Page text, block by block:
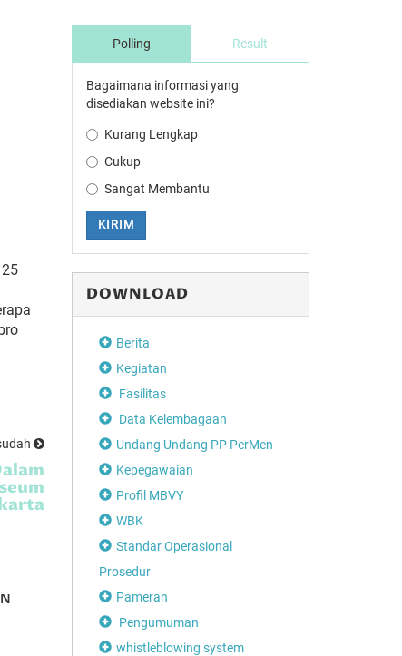
MEMBICARAKAN
TANAM PAKSA
(Part 2)
Polling Result
Bagaimana informasi yang
disediakan website ini?
Kurang Lengkap
Cukup
Sangat Membantu
KIRIM
DOWNLOAD
Berita
Kegiatan
Fasilitas
Data Kelembagaan
Undang Undang PP PerMen
Kepegawaian
Profil MBVY
WBK
Standar Operasional
Prosedur
Pameran
Pengumuman
whistleblowing system